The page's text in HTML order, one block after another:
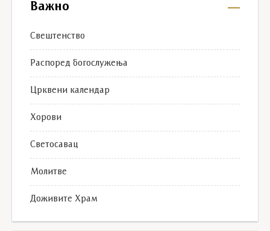
Важно
Свештенство
Распоред богослужења
Црквени календар
Хорови
Светосавац
Молитве
Доживите Храм